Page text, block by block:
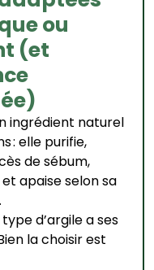
ou
(et
ingrédient naturel
: elle purifie,
de sébum,
apaise selon sa
d’argile a ses
la choisir est